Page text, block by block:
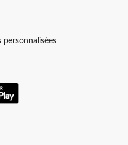
personnalisées